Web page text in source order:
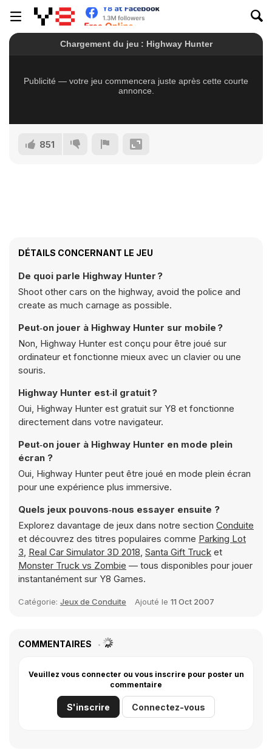
851
DÉTAILS CONCERNANT LE JEU
De quoi parle Highway Hunter ?
Shoot other cars on the highway, avoid the police and
create as much carnage as possible.
Peut‑on jouer à Highway Hunter sur mobile ?
Non, Highway Hunter est conçu pour être joué sur
ordinateur et fonctionne mieux avec un clavier ou une
souris.
Highway Hunter est‑il gratuit ?
Oui, Highway Hunter est gratuit sur Y8 et fonctionne
directement dans votre navigateur.
Peut‑on jouer à Highway Hunter en mode plein
écran ?
Oui, Highway Hunter peut être joué en mode plein écran
pour une expérience plus immersive.
Quels jeux pouvons‑nous essayer ensuite ?
Explorez davantage de jeux dans notre section Conduite
et découvrez des titres populaires comme Parking Lot
3, Real Car Simulator 3D 2018, Santa Gift Truck et
Monster Truck vs Zombie — tous disponibles pour jouer
instantanément sur Y8 Games.
Catégorie: Jeux de Conduite Ajouté le 11 Oct 2007
COMMENTAIRES
Veuillez vous connecter ou vous inscrire pour poster un
commentaire
S'inscrire Connectez-vous